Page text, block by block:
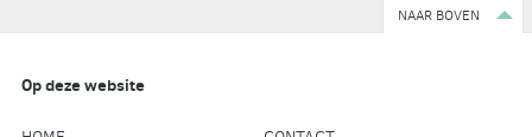
NAAR BOVEN
Op deze website